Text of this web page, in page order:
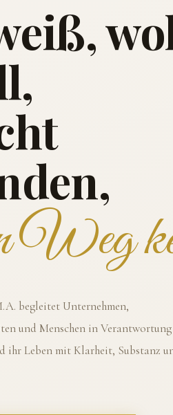
Weg
begleitet Unternehmen,
und Menschen in
ihr Leben mit Klarheit, Substanz